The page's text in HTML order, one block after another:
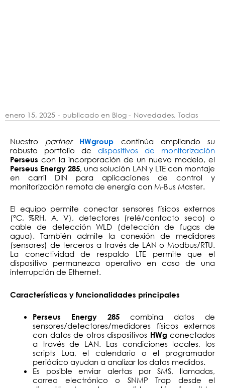
enero 15, 2025 - publicado en Blog - Novedades, Todas
Nuestro partner HWgroup continúa ampliando su
robusto portfolio de dispositivos de monitorización
Perseus con la incorporación de un nuevo modelo, el
Perseus Energy 285, una solución LAN y LTE con montaje
en carril DIN para aplicaciones de control y
monitorización remota de energía con M-Bus Master.
El equipo permite conectar sensores físicos externos
(°C, %RH, A, V), detectores (relé/contacto seco) o
cable de detección WLD (detección de fugas de
agua). También admite la conexión de medidores
(sensores) de terceros a través de LAN o Modbus/RTU.
La conectividad de respaldo LTE permite que el
dispositivo permanezca operativo en caso de una
interrupción de Ethernet.
Características y funcionalidades principales
Perseus Energy 285 combina datos de
sensores/detectores/medidores físicos externos
con datos de otros dispositivos HWg conectados
a través de LAN. Las condiciones locales, los
scripts Lua, el calendario o el programador
periódico ayudan a analizar los datos medidos.
Es posible enviar alertas por SMS, llamadas,
correo electrónico o SNMP Trap desde el